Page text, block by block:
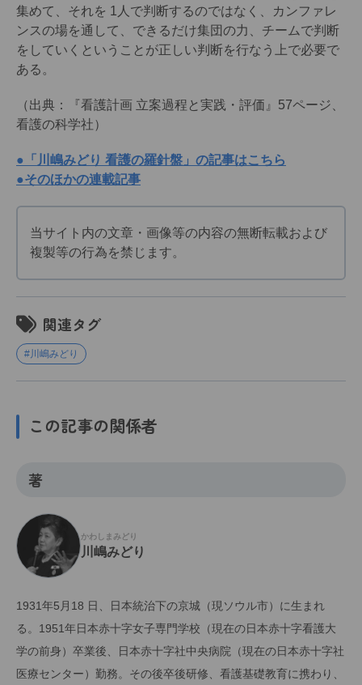
集めて、それを 1人で判断するのではなく、カンファレ
ンスの場を通して、できるだけ集団の力、チームで判断
をしていくということが正しい判断を行なう上で必要で
ある。
（出典：『看護計画 立案過程と実践・評価』57ページ、
看護の科学社）
●「川嶋みどり 看護の羅針盤」の記事はこちら
●そのほかの連載記事
当サイト内の文章・画像等の内容の無断転載および
複製等の行為を禁じます。
関連タグ
#川嶋みどり
この記事の関係者
著
かわしまみどり
川嶋みどり
1931年5月18 日、日本統治下の京城（現ソウル市）に生まれ
る。1951年日本赤十字女子専門学校（現在の日本赤十字看護大
学の前身）卒業後、日本赤十字社中央病院（現在の日本赤十字社
医療センター）勤務。その後卒後研修、看護基礎教育に携わり、